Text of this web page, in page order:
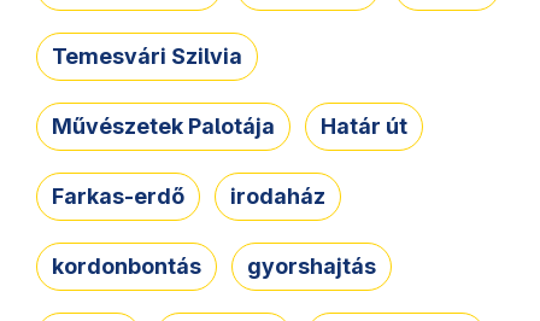
Temesvári Szilvia
Művészetek Palotája Határ út
Farkas-erdő irodaház
kordonbontás gyorshajtás